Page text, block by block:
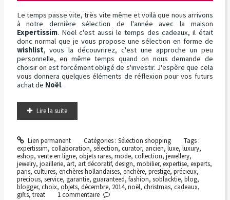
Le temps passe vite, très vite même et voilà que nous arrivons
à notre dernière sélection de l'année avec la maison
Expertissim. Noël c'est aussi le temps des cadeaux, il était
donc normal que je vous propose une sélection en forme de
wishlist, vous la découvrirez, c'est une approche un peu
personnelle, en même temps quand on nous demande de
choisir on est forcément obligé de s'investir. J'espère que cela
vous donnera quelques éléments de réflexion pour vos futurs
achat de Noël.
Lire la suite
Lien permanent Catégories : Sélection shopping
Tags :
expertissim, collaboration, sélection, curator, ancien, luxe, luxury,
eshop, vente en ligne, objets rares, mode, collection, jewellery,
jewelry, joaillerie, art, art décoratif, design, mobilier, expertise, experts,
paris, cultures, enchères hollandaises, enchère, prestige, précieux,
precious, service, garantie, guaranteed, fashion, soblacktie, blog,
blogger, choix, objets, décembre, 2014, noël, christmas, cadeaux,
gifts, treat 1commentaire